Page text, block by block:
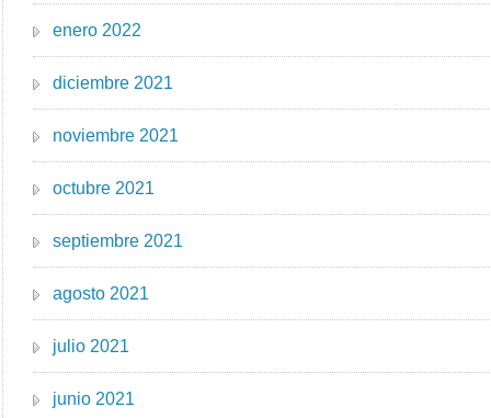
enero 2022
diciembre 2021
noviembre 2021
octubre 2021
septiembre 2021
agosto 2021
julio 2021
junio 2021